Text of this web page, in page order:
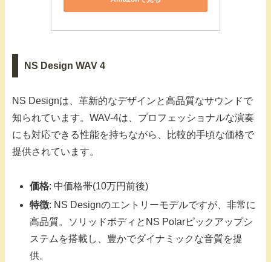
NS Design WAV 4
NS Designは、革新的なデザインと高品質なサウンドで
知られています。WAV-4は、プロフェッショナルな演奏
にも対応できる性能を持ちながら、比較的手頃な価格で
提供されています。
価格: 中価格帯(10万円前後)
特徴: NS Designのエントリーモデルですが、非常に
高品質。ソリッドボディとNS Polarピックアップシ
ステムを搭載し、豊かでダイナミックな音質を提
供。